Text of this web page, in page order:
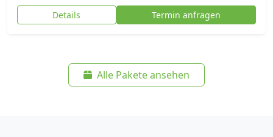
Details Termin anfragen
Alle Pakete ansehen